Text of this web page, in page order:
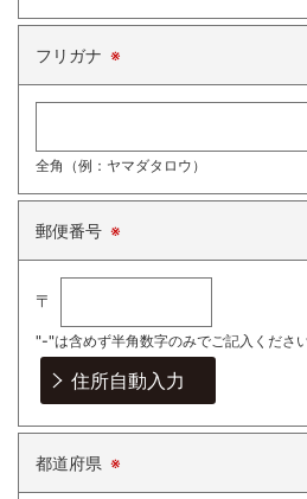
フリガナ ※
全角（例：ヤマダタロウ）
郵便番号 ※
〒
"-"は含めず半角数字のみでご記入ください
都道府県 ※